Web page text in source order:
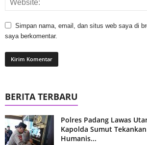
Simpan nama, email, dan situs web saya di
saya berkomentar.
BERITA TERBARU
Polres Padang Lawas
Kapolda Sumut
Humanis...